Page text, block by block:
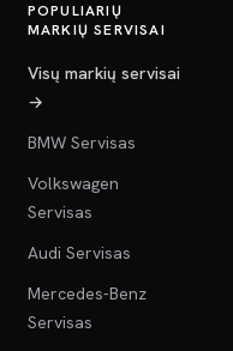
POPULIARIŲ
MARKIŲ SERVISAI
Visų markių servisai
→
BMW Servisas
Volkswagen
Servisas
Audi Servisas
Mercedes-Benz
Servisas